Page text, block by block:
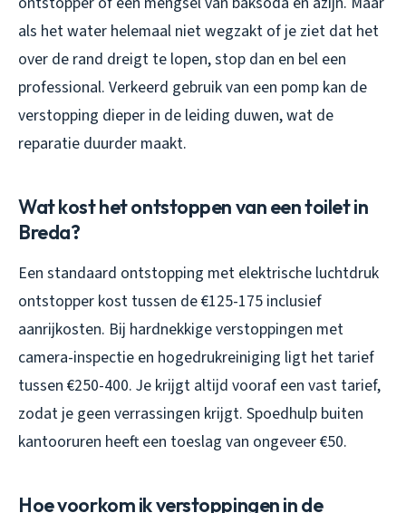
als het water helemaal niet wegzakt of je ziet dat het
over de rand dreigt te lopen, stop dan en bel een
professional. Verkeerd gebruik van een pomp kan de
verstopping dieper in de leiding duwen, wat de
reparatie duurder maakt.
Wat kost het ontstoppen van een toilet in
Breda?
Een standaard ontstopping met elektrische luchtdruk
ontstopper kost tussen de €125-175 inclusief
aanrijkosten. Bij hardnekkige verstoppingen met
camera-inspectie en hogedrukreiniging ligt het tarief
tussen €250-400. Je krijgt altijd vooraf een vast tarief,
zodat je geen verrassingen krijgt. Spoedhulp buiten
kantooruren heeft een toeslag van ongeveer €50.
Hoe voorkom ik verstoppingen in de